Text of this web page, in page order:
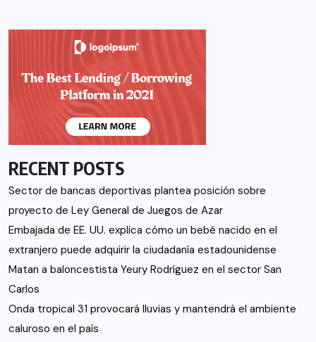
RECENT POSTS
Sector de bancas deportivas plantea posición sobre
proyecto de Ley General de Juegos de Azar
Embajada de EE. UU. explica cómo un bebé nacido en el
extranjero puede adquirir la ciudadanía estadounidense
Matan a baloncestista Yeury Rodríguez en el sector San
Carlos
Onda tropical 31 provocará lluvias y mantendrá el ambiente
caluroso en el país